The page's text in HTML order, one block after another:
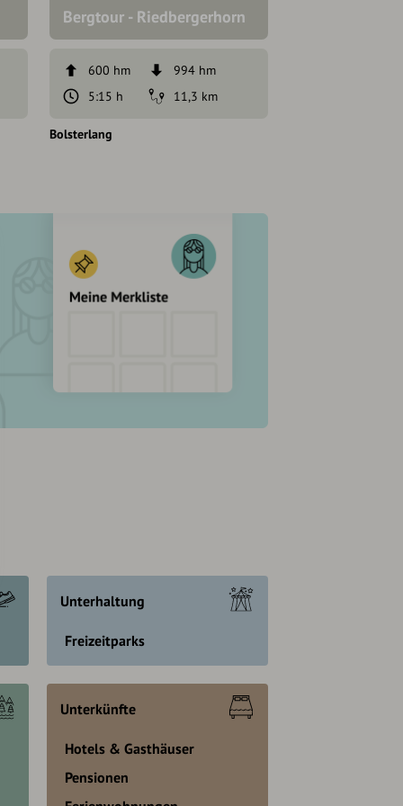
Bergtour - Riedbergerhorn
600 hm
994 hm
5:15 h
11,3 km
Bolsterlang
Unterhaltung
Freizeitparks
Unterkünfte
Hotels & Gasthäuser
Pensionen